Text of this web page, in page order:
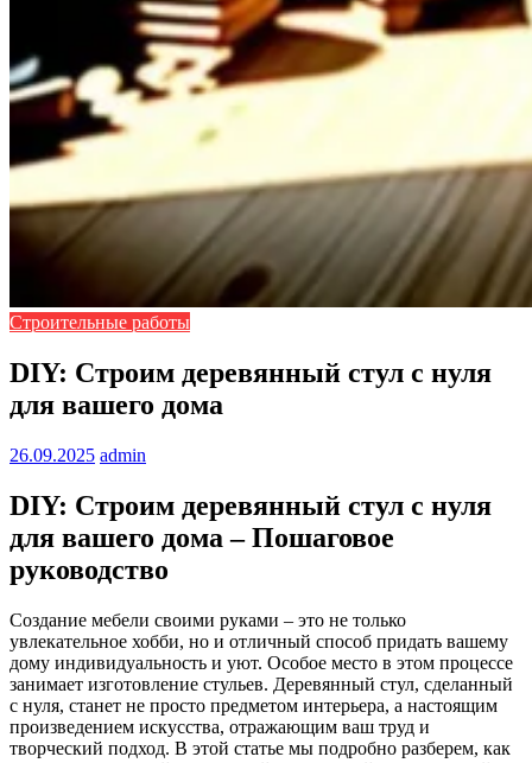
Строительные работы
DIY: Строим деревянный стул с нуля
для вашего дома
26.09.2025 admin
DIY: Строим деревянный стул с нуля
для вашего дома – Пошаговое
руководство
Создание мебели своими руками – это не только
увлекательное хобби, но и отличный способ придать вашему
дому индивидуальность и уют. Особое место в этом процессе
занимает изготовление стульев. Деревянный стул, сделанный
с нуля, станет не просто предметом интерьера, а настоящим
произведением искусства, отражающим ваш труд и
творческий подход. В этой статье мы подробно разберем, как